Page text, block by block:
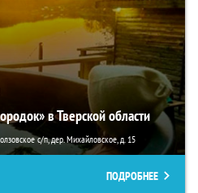
в Тверской области
с/п, дер. Михайловское, д. 15
ПОДРОБНЕЕ